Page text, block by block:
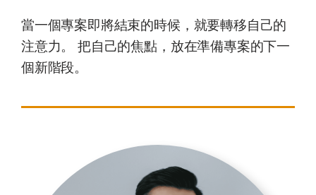
當一個專案即將結束的時候，就要轉移自己的
注意力。 把自己的焦點，放在準備專案的下一
個新階段。